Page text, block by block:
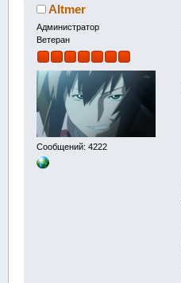
Altmer
Администратор
Ветеран
Сообщений: 4222